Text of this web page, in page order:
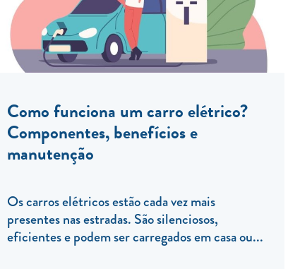
Como funciona um carro elétrico?
Componentes, benefícios e
manutenção
Os carros elétricos estão cada vez mais
presentes nas estradas. São silenciosos,
eficientes e podem ser carregados em casa ou...